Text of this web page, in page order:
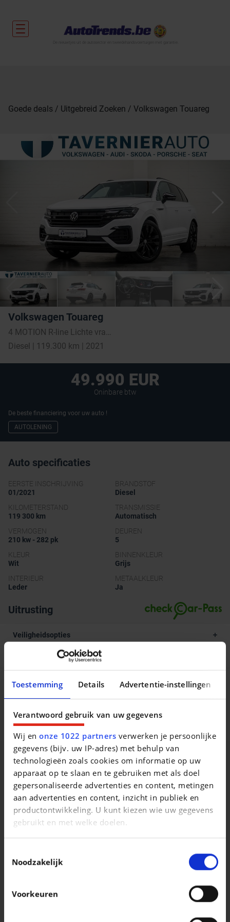
Toestemming Details Advertentie-instellingen
Verantwoord gebruik van uw gegevens
Wij enonze 1022 partners verwerken je persoonlijke
gegevens (bijv. uw IP-adres) met behulp van
technologieën zoals cookies om informatie op uw
apparaat op te slaan en te gebruiken met als doel
gepersonaliseerde advertenties en content, metingen
aan advertenties en content, inzicht in publiek en
productontwikkeling. U kunt kiezen wie uw gegevens
gebruikt en met welke doelen.
Informatie verzamelen over uw geografische
locatie, die tot een paar meter nauwkeurig kan zijn
Uw apparaat identificeren door het actief te
scannen op specifieke eigenschappen
Noodzakelijk
Voorkeuren
Goede deals Uitgebreid Zoeken Volkswagen Touareg
Volkswagen Touareg
Diesel | 119.300 km | 2021
49.990 EUR
Oninbare btw
De beste financiering voor uw auto !
AUTOLENING
Auto specificaties
EERSTE INSCHRIJVING
01/2021
BRANDSTOF
Diesel
KILOMETERSTAND
119 300 km
TRANSMISSIE
Automatisch
VERMOGEN
210 kw - 282 pk
DEUREN
5
KLEUR
Wit
BINNENKLEUR
Grijs
INTERIEUR
Leder
METAALKLEUR
Ja
Uitrusting
Veiligheidsopties
Multimedia opties
Comfort en uitrusting
Beschrijving van het voertuig occasie
Vergelijkbare voertuigen
VOLKSWAGEN TAIGO VOLKSWAGEN T-ROC
63.108 km